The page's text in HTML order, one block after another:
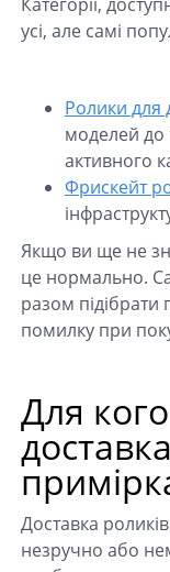
усі, але самі
Ролики для
моделей до
активного
Фрискейт
Якщо ви ще не
це нормально.
разом підібрати
помилку при
Для
Доставка
незручно або